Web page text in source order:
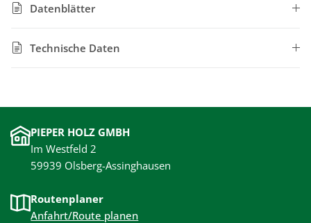
Datenblätter
Technische Daten
PIEPER HOLZ GMBH
Im Westfeld 2
59939 Olsberg-Assinghausen
Routenplaner
Anfahrt/Route planen